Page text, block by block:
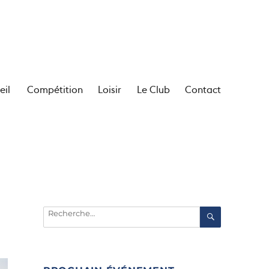
Compétition Loisir Le Club Contact
Recherche
pour :